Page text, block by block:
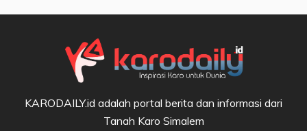
KARODAILY.id adalah portal berita dan informasi dari
Tanah Karo Simalem